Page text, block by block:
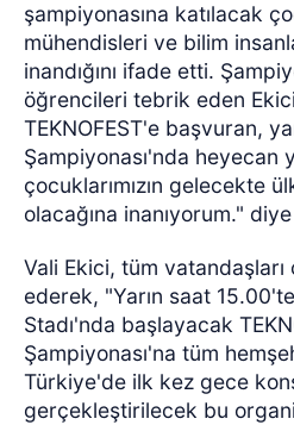
şampiyonasına katılacak
mühendisleri ve bilim
inandığını ifade etti.
öğrencileri tebrik eden
TEKNOFEST'e başvuran,
Şampiyonası'nda heyecan
çocuklarımızın gelecekte
olacağına inanıyorum."
Vali Ekici, tüm
ederek, "Yarın saat
Stadı'nda başlayacak
Şampiyonası'na tüm
Türkiye'de ilk kez gece
gerçekleştirilecek bu